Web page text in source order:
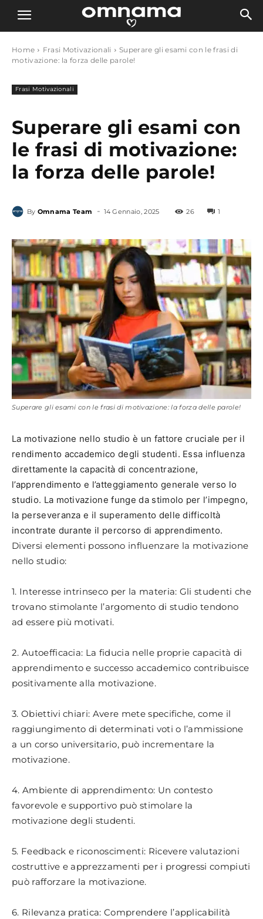
Home Frasi Motivazionali
Superare gli esami con le frasi di
motivazione: la forza delle parole!
Frasi Motivazionali
Superare gli esami con
le frasi di motivazione:
la forza delle parole!
By Omnama Team - 14 Gennaio, 2025 26 1
Superare gli esami con le frasi di motivazione: la forza delle parole!
La motivazione nello studio è un fattore cruciale per il
rendimento accademico degli studenti. Essa influenza
direttamente la capacità di concentrazione,
l’apprendimento e l’atteggiamento generale verso lo
studio. La motivazione funge da stimolo per l’impegno,
la perseveranza e il superamento delle difficoltà
incontrate durante il percorso di apprendimento.
Diversi elementi possono influenzare la motivazione
nello studio:
1. Interesse intrinseco per la materia: Gli studenti che
trovano stimolante l’argomento di studio tendono
ad essere più motivati.
2. Autoefficacia: La fiducia nelle proprie capacità di
apprendimento e successo accademico contribuisce
positivamente alla motivazione.
3. Obiettivi chiari: Avere mete specifiche, come il
raggiungimento di determinati voti o l’ammissione
a un corso universitario, può incrementare la
motivazione.
4. Ambiente di apprendimento: Un contesto
favorevole e supportivo può stimolare la
motivazione degli studenti.
5. Feedback e riconoscimenti: Ricevere valutazioni
costruttive e apprezzamenti per i progressi compiuti
può rafforzare la motivazione.
6. Rilevanza pratica: Comprendere l’applicabilità